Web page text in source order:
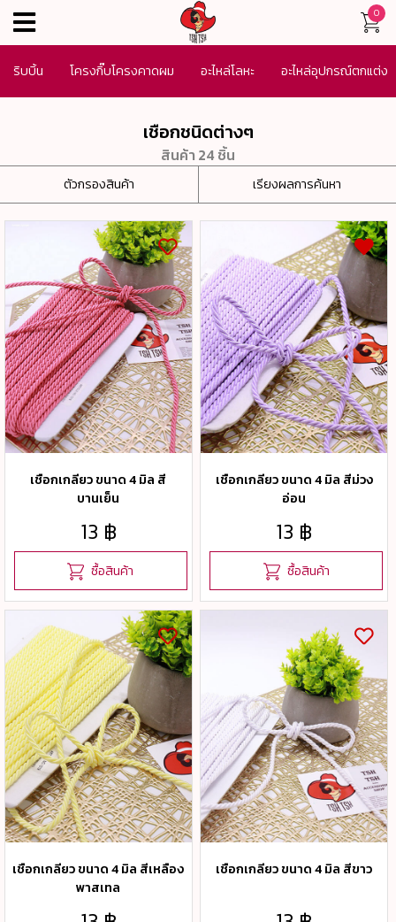
0
menu
ริบบิ้น โครงกิ๊บโครงคาดผม อะไหล่โลหะ อะไหล่อุปกรณ์ตกแต่ง
เชือกชนิดต่างๆ
สินค้า 24 ชิ้น
ตัวกรองสินค้า เรียงผลการค้นหา
เชือกเกลียว ขนาด 4 มิล สี
บานเย็น
13 ฿
ซื้อสินค้า
เชือกเกลียว ขนาด 4 มิล สีม่วง
อ่อน
13 ฿
ซื้อสินค้า
เชือกเกลียว ขนาด 4 มิล สีเหลือง
พาสเทล
เชือกเกลียว ขนาด 4 มิล สีขาว